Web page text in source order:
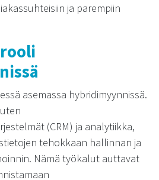
ja parempiin
asemassa hybridimyynnissä.
(CRM) ja analytiikka,
tehokkaan hallinnan ja
Nämä työkalut auttavat